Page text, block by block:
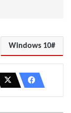
Windows 10